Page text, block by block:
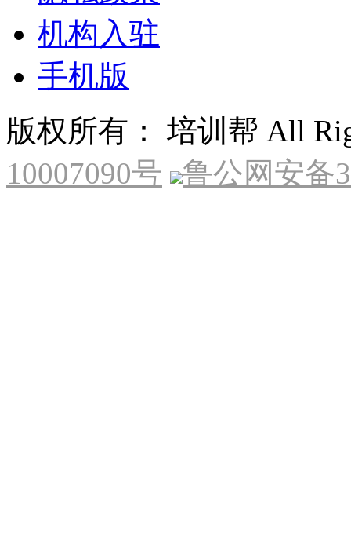
机构入驻
手机版
版权所有： 培训帮 All
10007090号
鲁公网安备